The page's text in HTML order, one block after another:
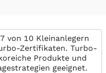
von 10 Kleinanlegern
Zertifikaten. Turbo-
Produkte und
geeignet.